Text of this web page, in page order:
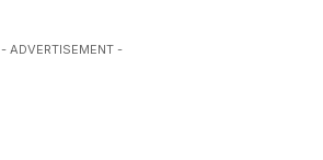
- ADVERTISEMENT -